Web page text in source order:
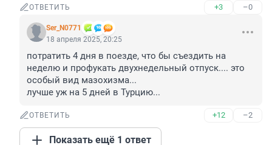
ОТВЕТИТЬ +3 –0
Ser_N0771
18 апреля 2025, 20:25
потратить 4 дня в поезде, что бы съездить на
неделю и профукать двухнедельный отпуск.... это
особый вид мазохизма...
лучше уж на 5 дней в Турцию...
ОТВЕТИТЬ +12 –2
Показать ещё 1 ответ